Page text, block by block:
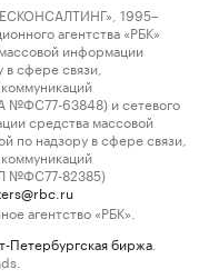
1995–
агентства «РБК»
информации
сфере связи,
№ФС77-63848) и сетевого
средства массовой
по надзору в сфере связи,
№ФС77-82385)
агентство «РБК».
Петербургская биржа